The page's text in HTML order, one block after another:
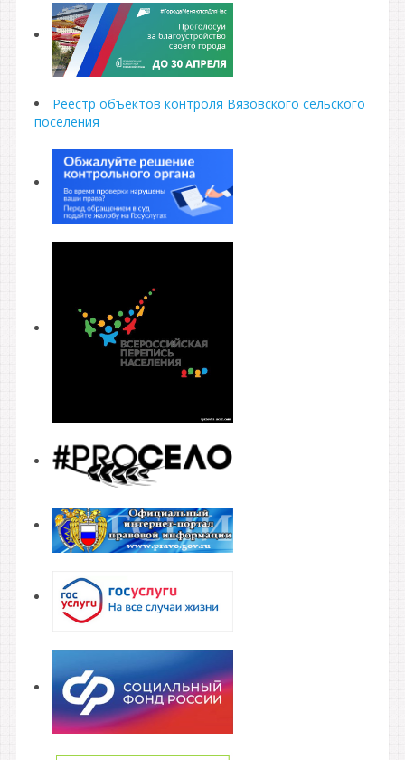
Реестр объектов контроля Вязовского сельского
поселения